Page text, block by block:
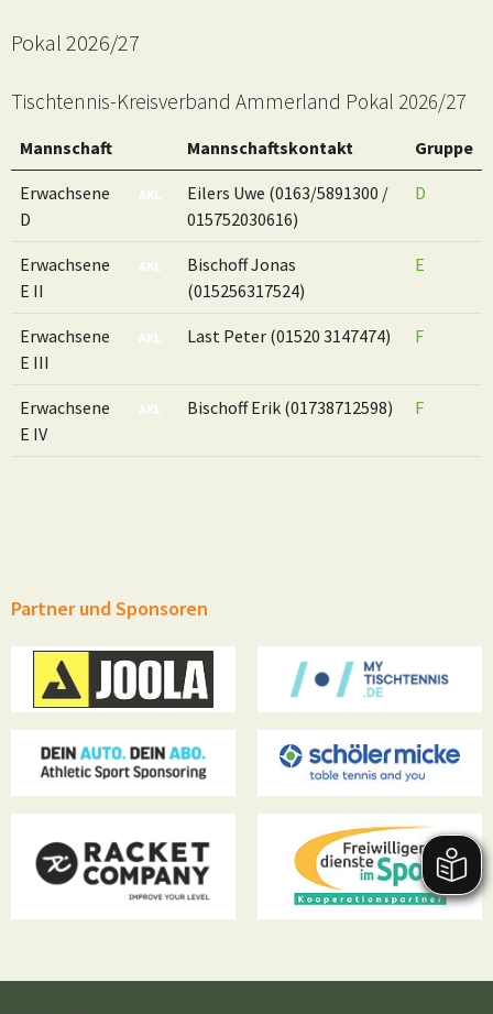
Pokal 2026/27
Tischtennis-Kreisverband Ammerland Pokal 2026/27
Mannschaft
Altersbereich
Mannschaftskontakt Gruppe
Erwachsene
D
AKL
Eilers Uwe (0163/5891300 /
015752030616)
D
Erwachsene
E II
AKL
Bischoff Jonas
(015256317524)
E
Erwachsene
E III
AKL Last Peter (01520 3147474) F
Erwachsene
E IV
AKL Bischoff Erik (01738712598) F
Partner und Sponsoren